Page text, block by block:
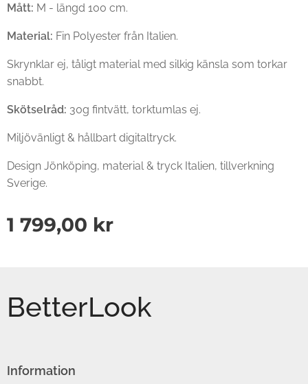
Mått: M - längd 100 cm.
Material: Fin Polyester från Italien.
Skrynklar ej, tåligt material med silkig känsla som torkar
snabbt.
Skötselråd: 30g fintvätt, torktumlas ej.
Miljövänligt & hållbart digitaltryck.
Design Jönköping, material & tryck Italien, tillverkning
Sverige.
1 799,00 kr
BetterLook
Information